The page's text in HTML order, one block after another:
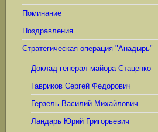
Поминание
Поздравления
Стратегическая операция "Анадырь"
Доклад генерал-майора Стаценко
Гавриков Сергей Федорович
Герзель Василий Михайлович
Ландарь Юрий Григорьевич